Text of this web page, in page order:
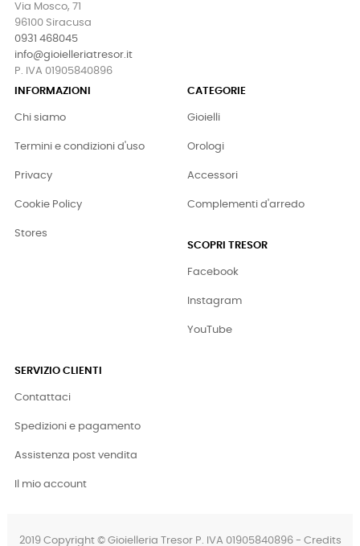
Via Mosco, 71
96100 Siracusa
0931 468045
info@gioielleriatresor.it
P. IVA 01905840896
INFORMAZIONI
Chi siamo
Termini e condizioni d'uso
Privacy
Cookie Policy
Stores
CATEGORIE
Gioielli
Orologi
Accessori
Complementi d'arredo
SCOPRI TRESOR
Facebook
Instagram
YouTube
SERVIZIO CLIENTI
Contattaci
Spedizioni e pagamento
Assistenza post vendita
Il mio account
2019 Copyright © Gioielleria Tresor P. IVA 01905840896 - Credits